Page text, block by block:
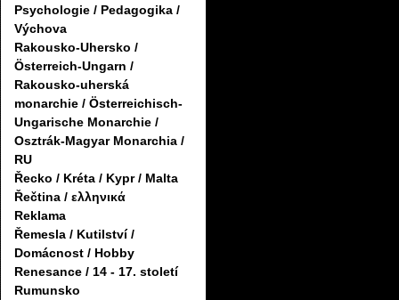
Psychologie / Pedagogika /
Výchova
Rakousko-Uhersko /
Österreich-Ungarn /
Rakousko-uherská
monarchie / Österreichisch-
Ungarische Monarchie /
Osztrák-Magyar Monarchia /
RU
Řecko / Kréta / Kypr / Malta
Řečtina / ελληνικά
Reklama
Řemesla / Kutilství /
Domácnost / Hobby
Renesance / 14 - 17. století
Rumunsko